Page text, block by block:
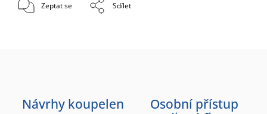
Zeptat se Sdílet
Návrhy koupelen
Osobní přístup